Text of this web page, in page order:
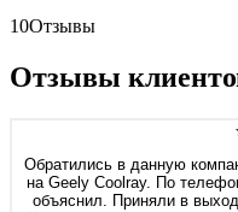
10Отзывы
Отзывы
Обратились в данную
на Geely Coolray. По
объяснил. Приняли в